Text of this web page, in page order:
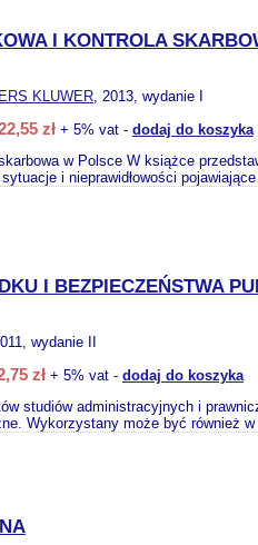
I KONTROLA
KLUWER, 2013, wydanie I
zł + 5% vat - dodaj do koszyka
w Polsce W książce
i nieprawidłowości
I BEZPIECZEŃSTWA
wydanie II
zł + 5% vat - dodaj do koszyka
studiów administracyjnych i
Wykorzystany może być również